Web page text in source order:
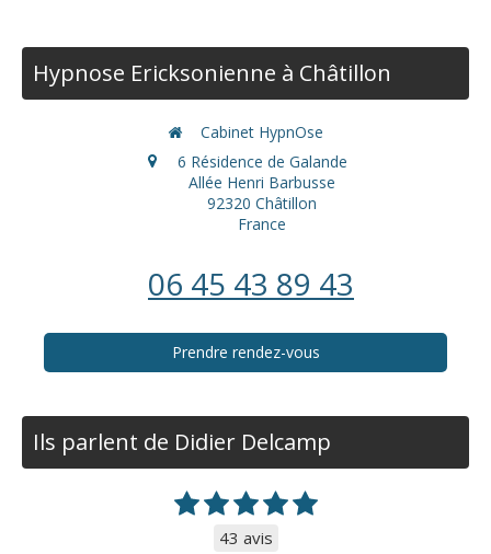
Hypnose Ericksonienne à Châtillon
Cabinet HypnOse
6 Résidence de Galande
Allée Henri Barbusse
92320 Châtillon
France
06 45 43 89 43
Prendre rendez-vous
Ils parlent de Didier Delcamp
43 avis